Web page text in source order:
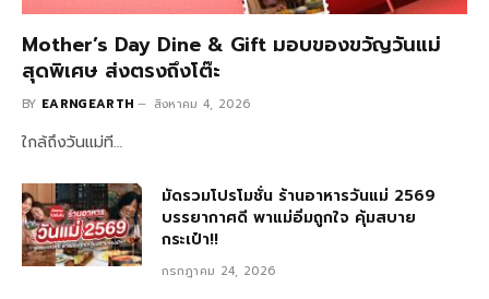
Mother’s Day Dine & Gift มอบของขวัญวันแม่
สุดพิเศษ ส่งตรงถึงโต๊ะ
BY EARNGEARTH สิงหาคม 4, 2026
ใกล้ถึงวันแม่ที…
มัดรวมโปรโมชั่น ร้านอาหารวันแม่ 2569
บรรยากาศดี พาแม่อิ่มถูกใจ คุ้มสบาย
กระเป๋า!!
กรกฎาคม 24, 2026